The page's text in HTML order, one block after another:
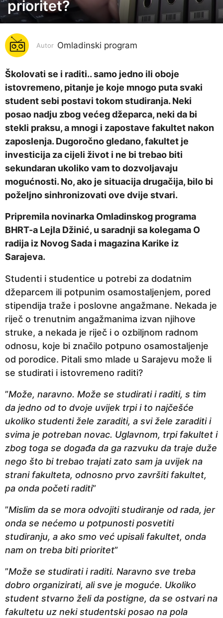
g
o
n
a
p
r
i
j
e
6
g
o
d
n
a
p
r
i
prioritet?
Autor Omladinski program
Školovati se i raditi.. samo jedno ili oboje
istovremeno, pitanje je koje mnogo puta svaki
student sebi postavi tokom studiranja. Neki
posao nadju zbog većeg džeparca, neki da bi
stekli praksu, a mnogi i zapostave fakultet nakon
zaposlenja. Dugoročno gledano, fakultet je
investicija za cijeli život i ne bi trebao biti
sekundaran ukoliko vam to dozvoljavaju
mogućnosti. No, ako je situacija drugačija, bilo bi
poželjno sinhronizovati ove dvije stvari.
Pripremila novinarka Omladinskog programa
BHRT-a Lejla Džinić, u saradnji sa kolegama O
radija iz Novog Sada i magazina Karike iz
Sarajeva.
Studenti i studentice u potrebi za dodatnim
džeparcem ili potpunim osamostaljenjem, pored
stipendija traže i poslovne angažmane. Nekada je
riječ o trenutnim angažmanima izvan njihove
struke, a nekada je riječ i o ozbiljnom radnom
odnosu, koje bi značilo potpuno osamostaljenje
od porodice. Pitali smo mlade u Sarajevu može li
se studirati i istovremeno raditi?
”Može, naravno. Može se studirati i raditi, s tim
da jedno od to dvoje uvijek trpi i to najčešće
ukoliko studenti žele zaraditi, a svi žele zaraditi i
svima je potreban novac. Uglavnom, trpi fakultet i
zbog toga se događa da ga razvuku da traje duže
nego što bi trebao trajati zato sam ja uvijek na
strani fakulteta, odnosno prvo završiti fakultet,
pa onda početi raditi”
”Mislim da se mora odvojiti studiranje od rada, jer
onda se nećemo u potpunosti posvetiti
studiranju, a ako smo već upisali fakultet, onda
nam on treba biti prioritet”
”Može se studirati i raditi. Naravno sve treba
dobro organizirati, ali sve je moguće. Ukoliko
student stvarno želi da postigne, da se ostvari na
fakultetu uz neki studentski posao na pola